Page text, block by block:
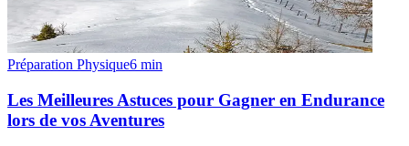
Préparation Physique6 min
Les Meilleures Astuces pour Gagner en Endurance
lors de vos Aventures